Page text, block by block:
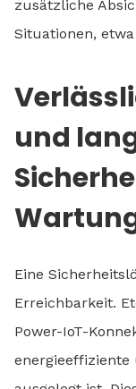
zusätzliche
Situationen,
und
Eine
Erreichbarkeit.
Power-IoT-
energieeffiziente